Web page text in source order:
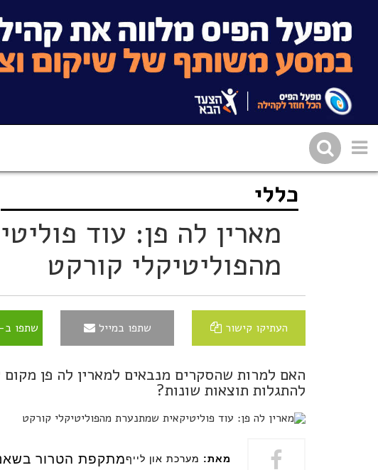
שתפו בפייסבוק
כללי
מארין לה פן: עוד
מהפוליטיקלי קורקט
העתיקו קישור שתפו במייל שתפו ב-Whatsapp
האם למרות שהסקרים מנבאים למארין לה פן
להתגלות תוצאות שונות?
מאת: מערכת און לייףמתקפת הטרור